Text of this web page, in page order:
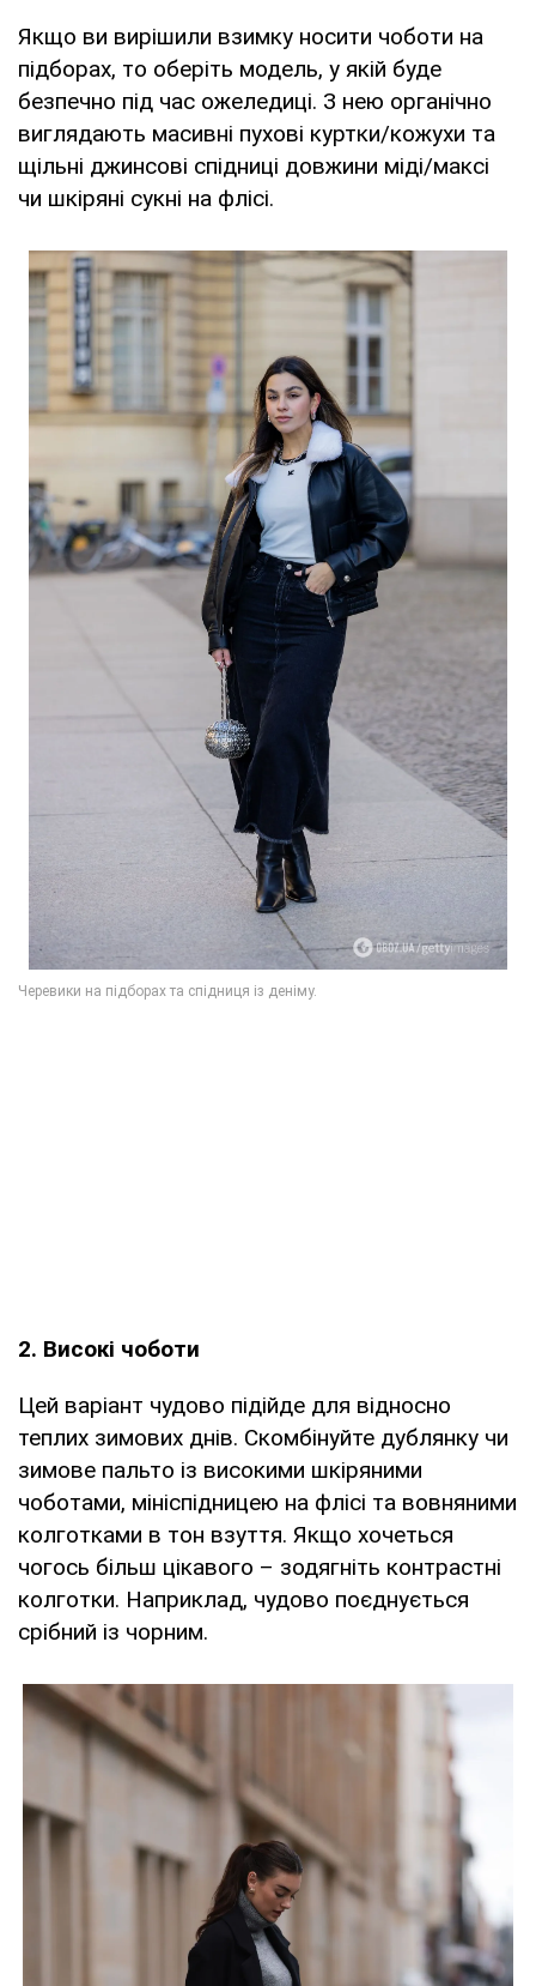
Якщо ви вирішили взимку носити чоботи на
підборах, то оберіть модель, у якій буде
безпечно під час ожеледиці. З нею органічно
виглядають масивні пухові куртки/кожухи та
щільні джинсові спідниці довжини міді/максі
чи шкіряні сукні на флісі.
2. Високі чоботи
Цей варіант чудово підійде для відносно
теплих зимових днів. Скомбінуйте дублянку чи
зимове пальто із високими шкіряними
чоботами, мініспідницею на флісі та вовняними
колготками в тон взуття. Якщо хочеться
чогось більш цікавого – зодягніть контрастні
колготки. Наприклад, чудово поєднується
срібний із чорним.